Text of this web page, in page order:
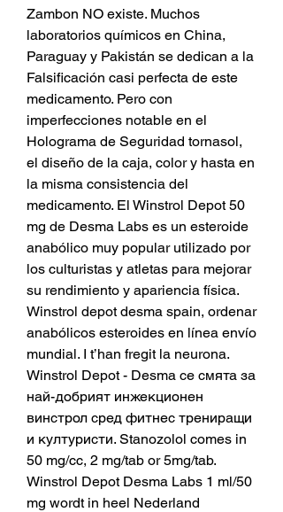
Zambon NO existe. Muchos
laboratorios químicos en China,
Paraguay y Pakistán se dedican a la
Falsificación casi perfecta de este
medicamento. Pero con
imperfecciones notable en el
Holograma de Seguridad tornasol,
el diseño de la caja, color y hasta en
la misma consistencia del
medicamento. El Winstrol Depot 50
mg de Desma Labs es un esteroide
anabólico muy popular utilizado por
los culturistas y atletas para mejorar
su rendimiento y apariencia física.
Winstrol depot desma spain, ordenar
anabólicos esteroides en línea envío
mundial. I t’han fregit la neurona.
Winstrol Depot - Desma се смята за
най-добрият инжекционен
винстрол сред фитнес трениращи
и културисти. Stanozolol comes in
50 mg/cc, 2 mg/tab or 5mg/tab.
Winstrol Depot Desma Labs 1 ml/50
mg wordt in heel Nederland